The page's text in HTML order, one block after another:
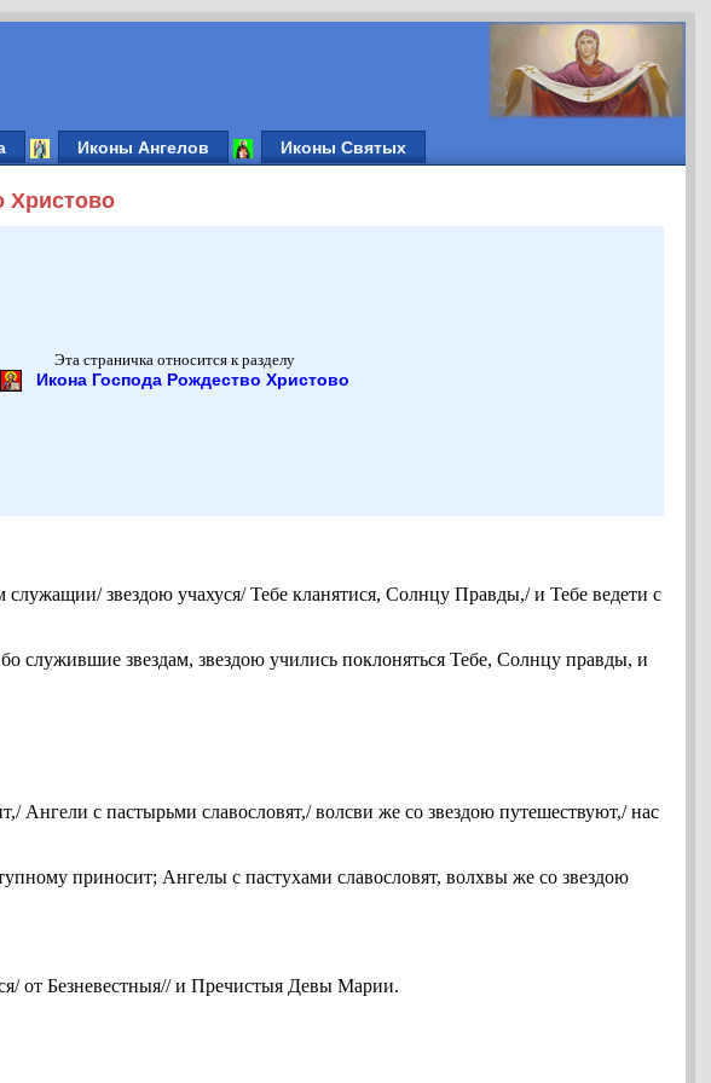
Иконы Ангелов Иконы Святых
Христово
Эта страничка относится к разделу
Икона Господа Рождество Христово
звездою учахуся/ Тебе кланятися, Солнцу Правды,/ и Тебе ведети с
служившие звездам, звездою учились поклоняться Тебе, Солнцу правды, и
Ангели с пастырьми славословят,/ волсви же со звездою путешествуют,/ нас
приносит; Ангелы с пастухами славословят, волхвы же со звездою
от Безневестныя// и Пречистыя Девы Марии.